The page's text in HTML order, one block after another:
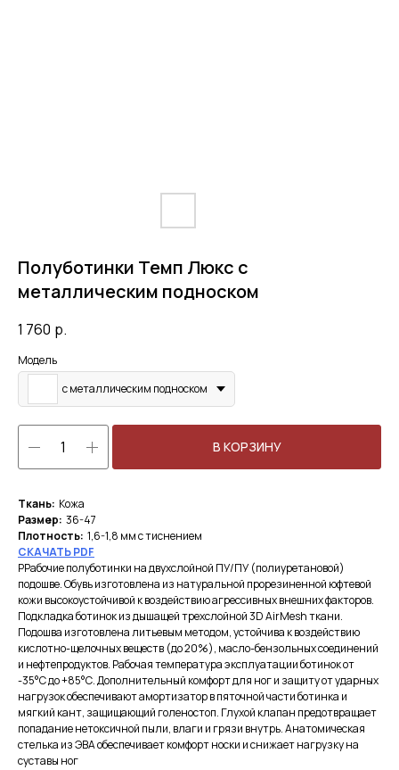
Полуботинки Темп Люкс с
металлическим подноском
1 760 р.
Модель
с металлическим подноском
В КОРЗИНУ
Ткань: Кожа
Размер: 36-47
Плотность: 1,6-1,8 мм с тиснением
СКАЧАТЬ PDF
РРабочие полуботинки на двухслойной ПУ/ПУ (полиуретановой)
подошве. Обувь изготовлена из натуральной прорезиненной юфтевой
кожи высокоустойчивой к воздействию агрессивных внешних факторов.
Подкладка ботинок из дышащей трехслойной 3D AirMesh ткани.
Подошва изготовлена литьевым методом, устойчива к воздействию
кислотно-щелочных веществ (до 20%), масло-бензольных соединений
и нефтепродуктов. Рабочая температура эксплуатации ботинок от
-35°С до +85°С. Дополнительный комфорт для ног и защиту от ударных
нагрузок обеспечивают амортизатор в пяточной части ботинка и
мягкий кант, защищающий голеностоп. Глухой клапан предотвращает
попадание нетоксичной пыли, влаги и грязи внутрь. Анатомическая
стелька из ЭВА обеспечивает комфорт носки и снижает нагрузку на
суставы ног